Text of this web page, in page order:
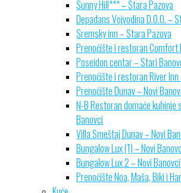
Sunny Hill*** – Stara Pazova
Depadans Vojvodina D.O.O. –
Sremsky inn – Stara Pazova
Prenoćište i restoran Comfort
Poseidon centar – Stari
Prenoćište i restoran River
Prenoćište Dunav – Novi
N-B Restoran domaće kuhinje
Banovci
Villa Smeštaj Dunav – Novi
Bungalow Lux (1) – Novi
Bungalow Lux 2 – Novi Banovci
Prenoćište Noa, Maša, Biki i